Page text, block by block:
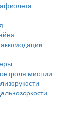
миопии